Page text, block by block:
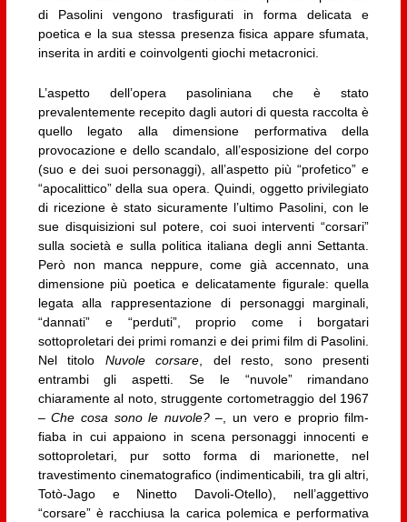
di Pasolini vengono trasfigurati in forma delicata e
poetica e la sua stessa presenza fisica appare sfumata,
inserita in arditi e coinvolgenti giochi metacronici.
L’aspetto dell’opera pasoliniana che è stato
prevalentemente recepito dagli autori di questa raccolta è
quello legato alla dimensione performativa della
provocazione e dello scandalo, all’esposizione del corpo
(suo e dei suoi personaggi), all’aspetto più “profetico” e
“apocalittico” della sua opera. Quindi, oggetto privilegiato
di ricezione è stato sicuramente l’ultimo Pasolini, con le
sue disquisizioni sul potere, coi suoi interventi “corsari”
sulla società e sulla politica italiana degli anni Settanta.
Però non manca neppure, come già accennato, una
dimensione più poetica e delicatamente figurale: quella
legata alla rappresentazione di personaggi marginali,
“dannati” e “perduti”, proprio come i borgatari
sottoproletari dei primi romanzi e dei primi film di Pasolini.
Nel titolo Nuvole corsare , del resto, sono presenti
entrambi gli aspetti. Se le “nuvole” rimandano
chiaramente al noto, struggente cortometraggio del 1967
–Che cosa sono le nuvole?–, un vero e proprio film-
fiaba in cui appaiono in scena personaggi innocenti e
sottoproletari, pur sotto forma di marionette, nel
travestimento cinematografico (indimenticabili, tra gli altri,
Totò-Jago e Ninetto Davoli-Otello), nell’aggettivo
“corsare” è racchiusa la carica polemica e performativa